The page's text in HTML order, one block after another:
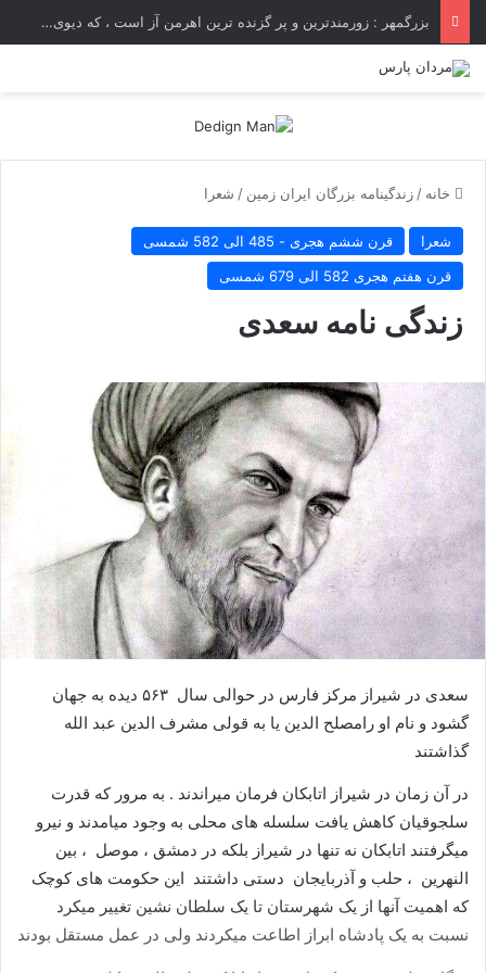
بزرگمهر : زورمندترین و پر گزنده ترین اهرمن آز است ، که دیوی است ستمکار و دیر ساز
خانه / زندگینامه بزرگان ایران زمین / شعرا
شعرا
قرن ششم هجری - 485 الی 582 شمسی
قرن هفتم هجری 582 الی 679 شمسی
زندگی نامه سعدی
سعدی در شیراز مرکز فارس در حوالی سال ۵۶۳ دیده به جهان
گشود و نام او رامصلح الدین یا به قولی مشرف الدین عبد الله
گذاشتند
در آن زمان در شیراز اتابکان فرمان میراندند . به مرور که قدرت
سلجوقیان کاهش یافت سلسله های محلی به وجود میامدند و نیرو
میگرفتند اتابکان نه تنها در شیراز بلکه در دمشق ، موصل ، بین
النهرین ، حلب و آذربایجان دستی داشتند این حکومت های کوچک
که اهمیت آنها از یک شهرستان تا یک سلطان نشین تغییر میکرد
نسبت به یک پادشاه ابراز اطاعت میکردند ولی در عمل مستقل بودند